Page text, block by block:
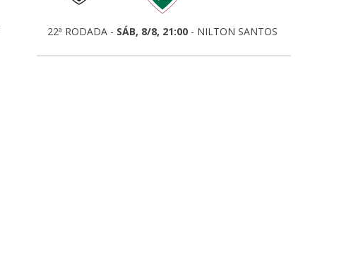
22ª RODADA - SÁB, 8/8, 21:00 - NILTON SANTOS